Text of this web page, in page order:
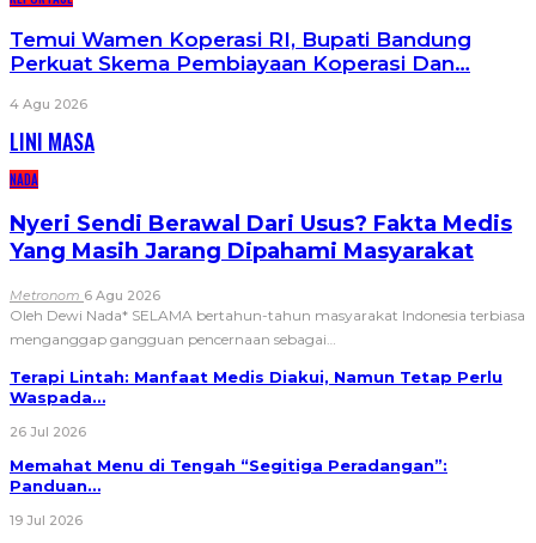
Temui Wamen Koperasi RI, Bupati Bandung
Perkuat Skema Pembiayaan Koperasi Dan…
4 Agu 2026
LINI MASA
NADA
Nyeri Sendi Berawal Dari Usus? Fakta Medis
Yang Masih Jarang Dipahami Masyarakat
Metronom 6 Agu 2026
Oleh Dewi Nada* SELAMA bertahun-tahun masyarakat Indonesia terbiasa
menganggap gangguan pencernaan sebagai…
Terapi Lintah: Manfaat Medis Diakui, Namun Tetap Perlu
Waspada…
26 Jul 2026
Memahat Menu di Tengah “Segitiga Peradangan”:
Panduan…
19 Jul 2026